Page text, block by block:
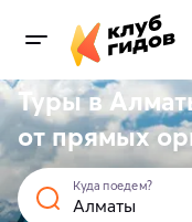
Туры в
отпрямых
Куда поедем?